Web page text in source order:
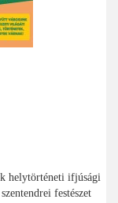
helytörténeti ifjúsági
festészet